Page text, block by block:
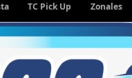
TC Pick Up Zonales